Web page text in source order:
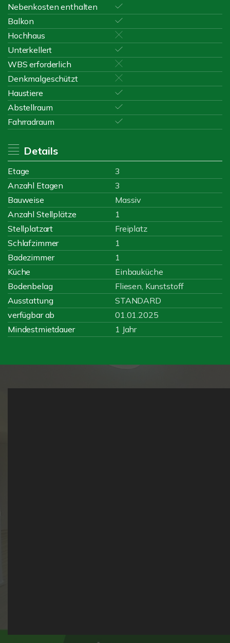
Nebenkosten enthalten
Balkon
Hochhaus
Unterkellert
WBS erforderlich
Denkmalgeschützt
Haustiere
Abstellraum
Fahrradraum
Details
Etage
3
Anzahl Etagen
3
Bauweise
Massiv
Anzahl Stellplätze
1
Stellplatzart
Freiplatz
Schlafzimmer
1
Badezimmer
1
Küche
Einbauküche
Bodenbelag
Fliesen, Kunststoff
Ausstattung
STANDARD
verfügbar ab
01.01.2025
Mindestmietdauer
1 Jahr